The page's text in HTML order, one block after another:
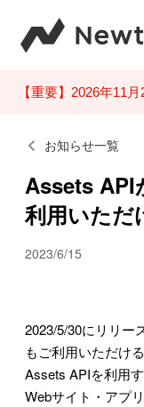
【重要】2026年11
お知らせ一覧
Assets API
利用いただ
2023/6/15
2023/5/30にリリー
もご利用いただけ
Assets APIを利用
Webサイト・アプ